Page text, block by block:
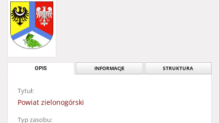
OPIS INFORMACJE STRUKTURA
Tytuł:
Powiat zielonogórski
Typ zasobu: